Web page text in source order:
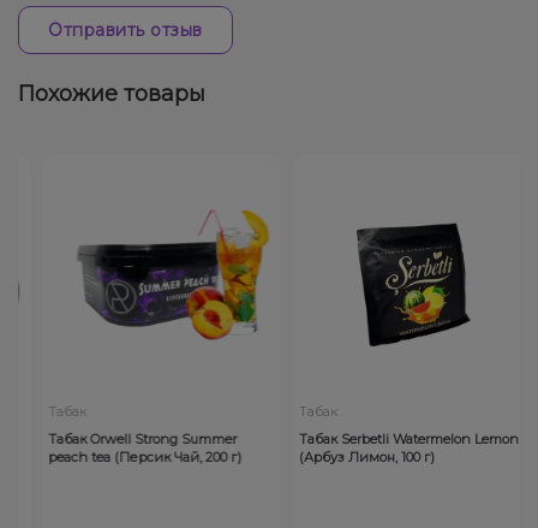
Отправить отзыв
Похожие товары
Табак
Табак Orwell Strong Summer
peach tea (Персик Чай, 200 г)
Табак
Табак Serbetli Watermelon Lemon
(Арбуз Лимон, 100 г)